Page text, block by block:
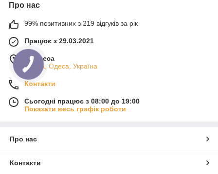
Про нас
99% позитивних з 219 відгуків за рік
Працює з 29.03.2021
м. Одеса
Одеса, Одеса, Україна
Контакти
Сьогодні працює з 08:00 до 19:00
Показати весь графік роботи
Про нас
Контакти